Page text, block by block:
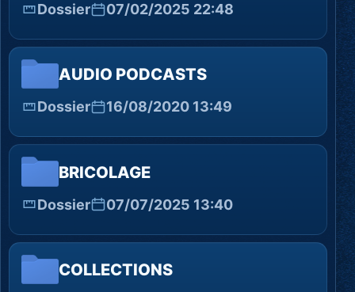
Dossier 07/02/2025 22:48
AUDIO PODCASTS
Dossier 16/08/2020 13:49
BRICOLAGE
Dossier 07/07/2025 13:40
COLLECTIONS